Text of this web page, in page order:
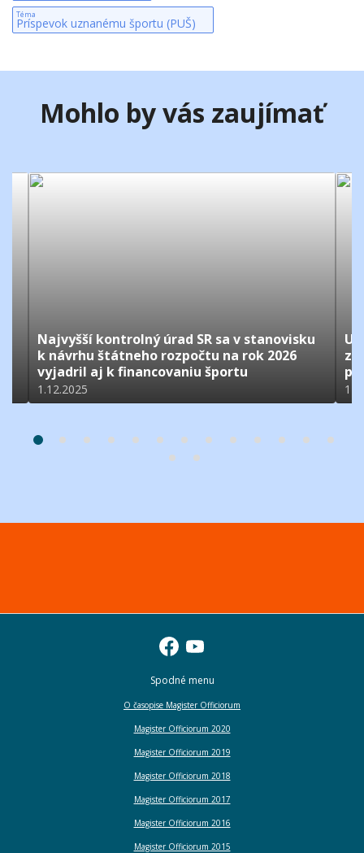
Téma
Príspevok uznanému športu (PUŠ)
Mohlo by vás zaujímať
Najvyšší kontrolný úrad SR sa v stanovisku
k návrhu štátneho rozpočtu na rok 2026
vyjadril aj k financovaniu športu
1.12.2025
Spodné menu
O časopise Magister Officiorum
Magister Officiorum 2020
Magister Officiorum 2019
Magister Officiorum 2018
Magister Officiorum 2017
Magister Officiorum 2016
Magister Officiorum 2015